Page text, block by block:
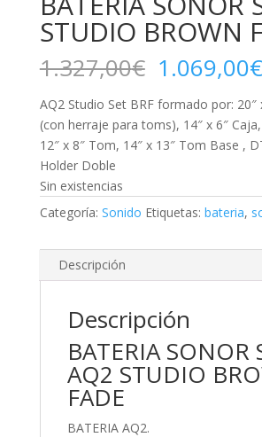
STUDIO BROWN
1.327,00€ El
precio
original
era:
1.069,00€
AQ2 Studio Set BRF formado por: 20″
(con herraje para toms), 14″ x 6″
12″ x 8″ Tom, 14″ x 13″ Tom Base ,
Holder Doble
Sin existencias
Categoría: Sonido Etiquetas: bateria,
Descripción
Descripción
BATERIA SONOR
AQ2 STUDIO
FADE
BATERIA AQ2.